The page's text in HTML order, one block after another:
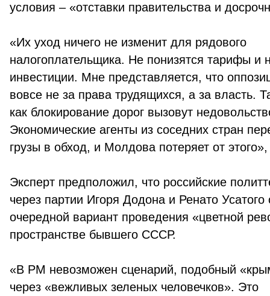
условия – «отставки правительства и
«Их уход ничего не изменит для рядового
налогоплательщика. Не понизятся тарифы и
инвестиции. Мне представляется, что
вовсе не за права трудящихся, а за власть.
как блокирование дорог вызовут
Экономические агенты из соседних стран
грузы в обход, и Молдова потеряет от
Эксперт предположил, что российские
через партии Игоря Додона и Ренато Усатого
очередной вариант проведения «цветной
пространстве бывшего СССР.
«В РМ невозможен сценарий, подобный
через «вежливых зеленых человечков». Это